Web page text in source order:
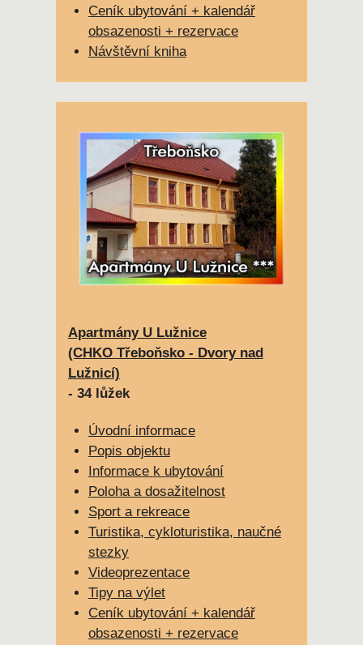
Ceník ubytování + kalendář
obsazenosti + rezervace
Návštěvní kniha
Apartmány U Lužnice
(CHKO Třeboňsko - Dvory nad
Lužnicí)
- 34 lůžek
Úvodní informace
Popis objektu
Informace k ubytování
Poloha a dosažitelnost
Sport a rekreace
Turistika, cykloturistika, naučné
stezky
Videoprezentace
Tipy na výlet
Ceník ubytování + kalendář
obsazenosti + rezervace